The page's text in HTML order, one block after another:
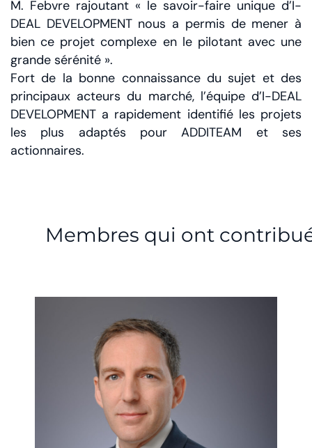
M. Febvre rajoutant « le savoir-faire unique d’I-
DEAL DEVELOPMENT nous a permis de mener à
bien ce projet complexe en le pilotant avec une
grande sérénité ».
Fort de la bonne connaissance du sujet et des
principaux acteurs du marché, l’équipe d’I-DEAL
DEVELOPMENT a rapidement identifié les projets
les plus adaptés pour ADDITEAM et ses
actionnaires.
Membres qui ont